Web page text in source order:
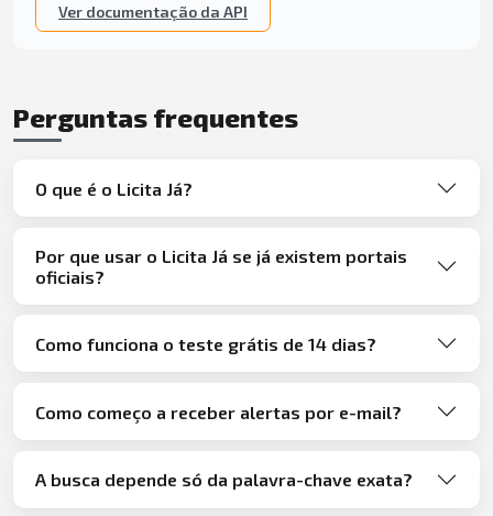
Ver documentação da API
Perguntas frequentes
O que é o Licita Já?
Por que usar o Licita Já se já existem portais
oficiais?
Como funciona o teste grátis de 14 dias?
Como começo a receber alertas por e-mail?
A busca depende só da palavra-chave exata?